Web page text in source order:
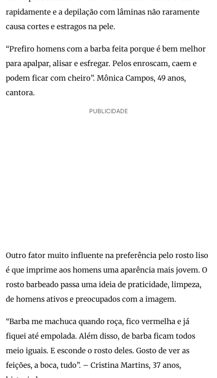
rapidamente e a depilação com lâminas não raramente
causa cortes e estragos na pele.
“Prefiro homens com a barba feita porque é bem melhor
para apalpar, alisar e esfregar. Pelos enroscam, caem e
podem ficar com cheiro”. Mônica Campos, 49 anos,
cantora.
PUBLICIDADE
Outro fator muito influente na preferência pelo rosto liso
é que imprime aos homens uma aparência mais jovem. O
rosto barbeado passa uma ideia de praticidade, limpeza,
de homens ativos e preocupados com a imagem.
“Barba me machuca quando roça, fico vermelha e já
fiquei até empolada. Além disso, de barba ficam todos
meio iguais. E esconde o rosto deles. Gosto de ver as
feições, a boca, tudo”. – Cristina Martins, 37 anos,